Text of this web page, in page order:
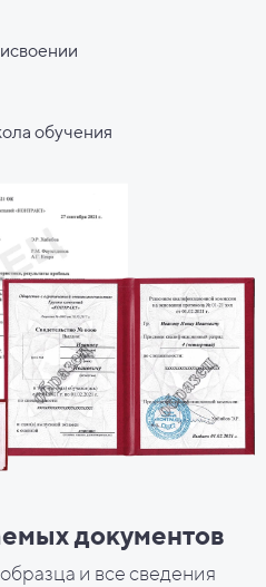
обучения
документов
и все сведения